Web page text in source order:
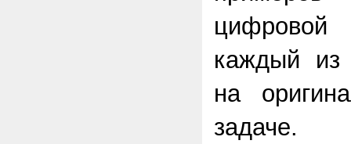
каждый из
на
задаче.